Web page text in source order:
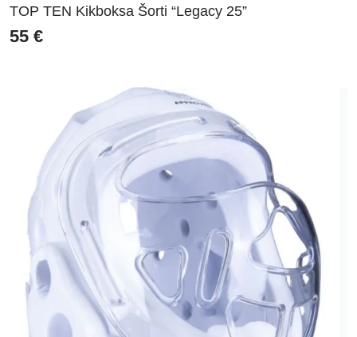
TOP TEN Kikboksa Šorti “Legacy 25”
55 €